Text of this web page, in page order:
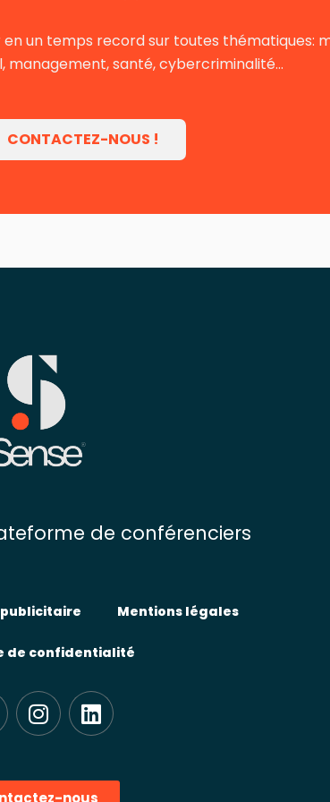
un temps record sur toutes thématiques:
management, santé, cybercriminalité…
CONTACTEZ-NOUS !
de conférenciers
Mentions légales
de confidentialité
I
n
s
a
L
i
n
e
nous